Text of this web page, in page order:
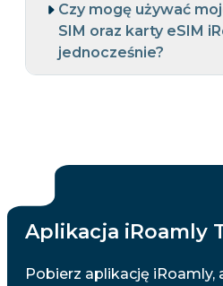
Czy mogę używać
SIM oraz karty eSIM
jednocześnie?
Aplikacja iRoamly
Pobierz aplikację iRoamly,